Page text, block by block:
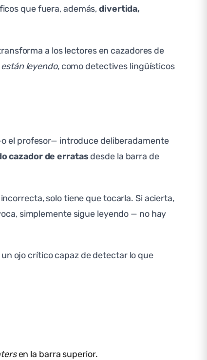
que fuera, además,divertida,
a los lectores en cazadores de
leyendo, como detectives lingüísticos
el profesor— introduce deliberadamente
cazador de erratas desde la barra de
solo tiene que tocarla. Si acierta,
simplemente sigue leyendo — no hay
ojo crítico capaz de detectar lo que
en la barra superior.